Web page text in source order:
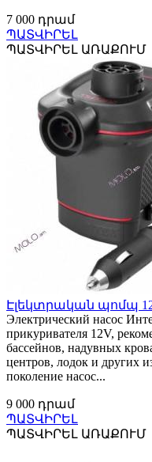
7 000 դրամ
ՊԱՏՎԻՐԵԼ
ՊԱՏՎԻՐԵԼ ԱՌԱՔՈՒՄ
Էլեկտրական պոմպ
Электрический насос
прикуривателя 12V,
бассейнов, надувных
центров, лодок и других
поколение насос...
9 000 դրամ
ՊԱՏՎԻՐԵԼ
ՊԱՏՎԻՐԵԼ ԱՌԱՔՈՒՄ